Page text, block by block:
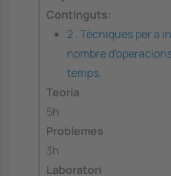
Continguts:
2 . Tècniques per a
nombre
temps.
Teoria
5h
Problemes
3h
Laboratori